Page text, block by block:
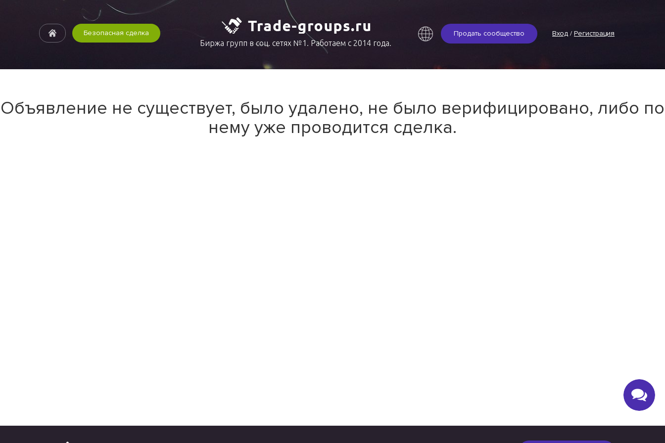
Продать сообщество Вход / Регистрация
Безопасная сделка
Биржа групп в соц. сетях №1. Работаем с 2014 года.
Объявление не существует, было удалено, не было верифицировано, либо по
нему уже проводится сделка.